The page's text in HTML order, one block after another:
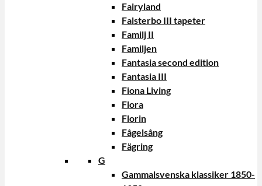
Fairyland
Falsterbo III tapeter
Familj II
Familjen
Fantasia second edition
Fantasia III
Fiona Living
Flora
Florin
Fågelsång
Fägring
G
Gammalsvenska klassiker 1850-